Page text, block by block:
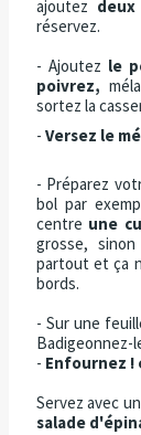
ajoutez
réservez.
- Ajoutez le
poivrez,
sortez la
- Versez le
- Préparez
bol par
centre une
grosse,
partout et ça
bords.
- Sur une
Badigeonnez-
- Enfournez
Servez avec
salade